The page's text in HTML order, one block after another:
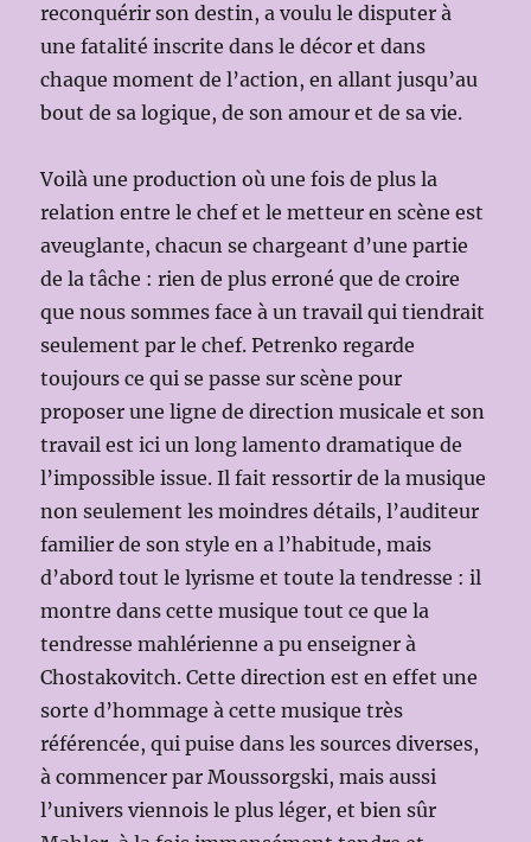
reconquérir son destin, a voulu le disputer à
une fatalité inscrite dans le décor et dans
chaque moment de l’action, en allant jusqu’au
bout de sa logique, de son amour et de sa vie.
Voilà une production où une fois de plus la
relation entre le chef et le metteur en scène est
aveuglante, chacun se chargeant d’une partie
de la tâche : rien de plus erroné que de croire
que nous sommes face à un travail qui tiendrait
seulement par le chef. Petrenko regarde
toujours ce qui se passe sur scène pour
proposer une ligne de direction musicale et son
travail est ici un long lamento dramatique de
l’impossible issue. Il fait ressortir de la musique
non seulement les moindres détails, l’auditeur
familier de son style en a l’habitude, mais
d’abord tout le lyrisme et toute la tendresse : il
montre dans cette musique tout ce que la
tendresse mahlérienne a pu enseigner à
Chostakovitch. Cette direction est en effet une
sorte d’hommage à cette musique très
référencée, qui puise dans les sources diverses,
à commencer par Moussorgski, mais aussi
l’univers viennois le plus léger, et bien sûr